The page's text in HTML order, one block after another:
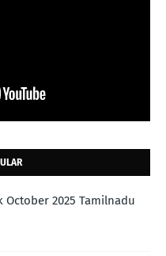
October 2025 Tamilnadu